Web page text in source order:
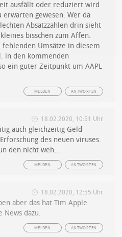
ausfällt oder reduziert wird
erwarten gewesen. Wer da
Absatzzahlen drin sieht
bisschen zum Affen.
Umsätze in diesem
in den kommenden
ein guter Zeitpunkt um AAPL
ANTWORTEN
MELDEN
18.02.2020, 10:51 Uhr
auch gleichzeitig Geld
des neuen viruses.
den nicht weh…
ANTWORTEN
MELDEN
18.02.2020, 12:55 Uhr
aber das hat Tim Apple
News dazu.
ANTWORTEN
MELDEN